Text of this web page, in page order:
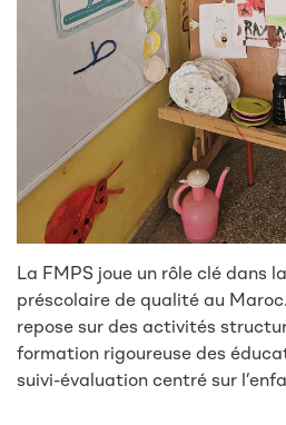
La FMPS joue un rôle clé dans
préscolaire de qualité au
repose sur des activités
formation rigoureuse des
suivi-évaluation centré sur